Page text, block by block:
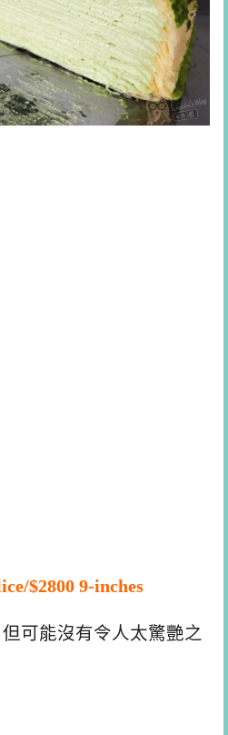
$2800 9-inches
可能沒有令人太驚艷之